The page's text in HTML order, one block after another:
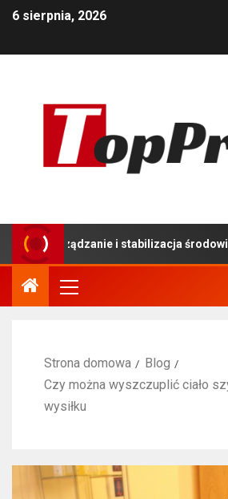
6 sierpnia, 2026
i stabilizacja środowiska
Strona domowa
Blog
Czy można wyszczuplić ciało
wysiłku